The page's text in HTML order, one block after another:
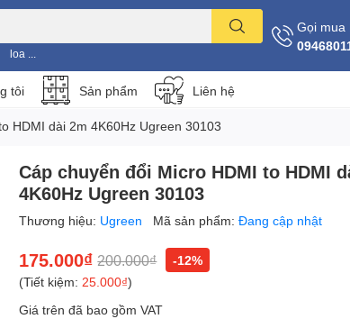
loa ...
Gọi mua
tôi Sản phẩm Liên hệ
HDMI dài 2m 4K60Hz Ugreen 30103
Cáp chuyển đổi Micro HDMI to HDMI
4K60Hz Ugreen 30103
Thương hiệu: Ugreen Mã sản phẩm:Đang cập nhật
175.000₫ 200.000₫
-12%
(Tiết kiệm: 25.000₫)
Giá trên đã bao gồm VAT